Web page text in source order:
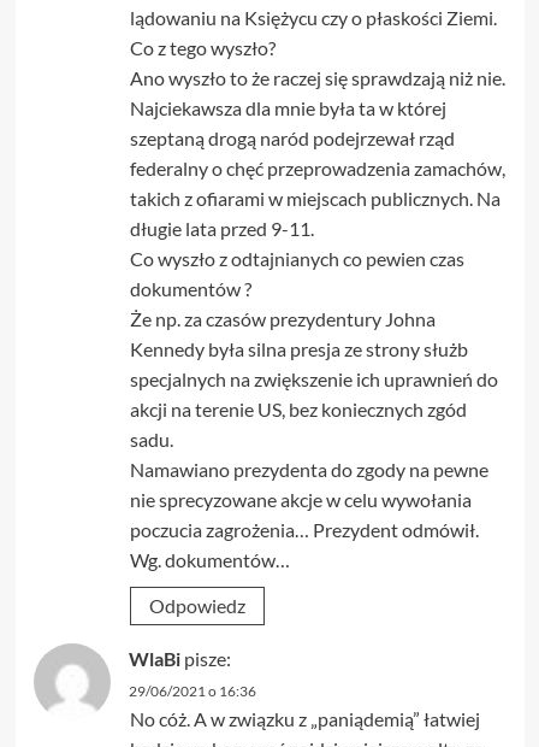
lądowaniu na Księżycu czy o płaskości Ziemi.
Co z tego wyszło?
Ano wyszło to że raczej się sprawdzają niż nie.
Najciekawsza dla mnie była ta w której
szeptaną drogą naród podejrzewał rząd
federalny o chęć przeprowadzenia zamachów,
takich z ofiarami w miejscach publicznych. Na
długie lata przed 9-11.
Co wyszło z odtajnianych co pewien czas
dokumentów ?
Że np. za czasów prezydentury Johna
Kennedy była silna presja ze strony służb
specjalnych na zwiększenie ich uprawnień do
akcji na terenie US, bez koniecznych zgód
sadu.
Namawiano prezydenta do zgody na pewne
nie sprecyzowane akcje w celu wywołania
poczucia zagrożenia… Prezydent odmówił.
Wg. dokumentów…
Odpowiedz
WlaBi pisze:
29/06/2021 o 16:36
No cóż. A w związku z „paniądemią” łatwiej